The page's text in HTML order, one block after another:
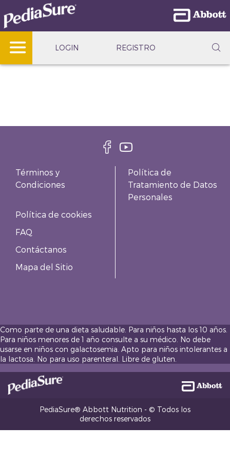
REGISTRO
LOGIN
Términos y
Condiciones
Política de
Tratamiento de Datos
Personales
Política de cookies
FAQ
Contáctanos
Mapa del Sitio
Como parte de una dieta saludable. Para niños hasta los 10 años.
Para niños menores de 1 año consulte a su médico. No debe
usarse en niños con galactosemia. Apto para niños intolerantes a
la lactosa. No para uso parenteral. Libre de gluten.
PediaSure® Abbott Nutrition - © Todos los
derechos reservados